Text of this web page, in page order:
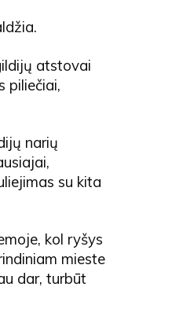
atstovai
piliečiai,
narių
su kita
kol ryšys
mieste
dar, turbūt